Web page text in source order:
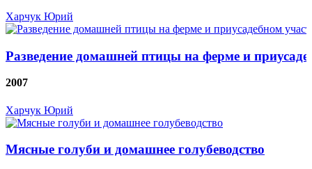
Харчук Юрий
Разведение домашней птицы на ферме и
2007
Харчук Юрий
Мясные голуби и домашнее голубеводство